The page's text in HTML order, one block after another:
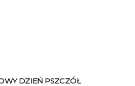
DZIEŃ PSZCZÓŁ